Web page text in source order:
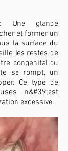
: Une glande
et former un
la surface du
les restes de
congenital ou
se rompt, un
Ce type de
n&#39;est
excessive.